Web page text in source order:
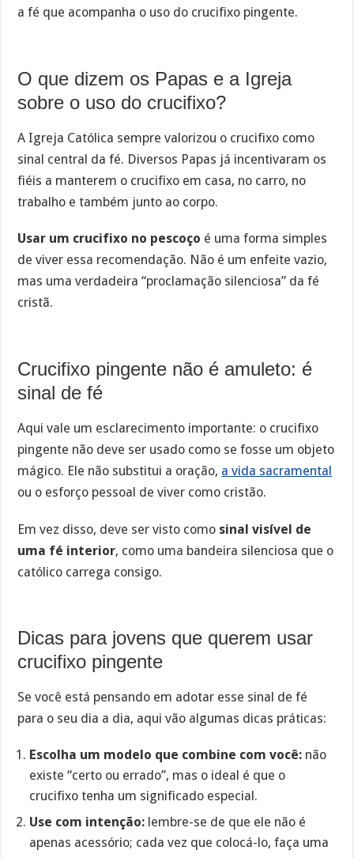
a fé que acompanha o uso do crucifixo pingente.
O que dizem os Papas e a Igreja
sobre o uso do crucifixo?
A Igreja Católica sempre valorizou o crucifixo como
sinal central da fé. Diversos Papas já incentivaram os
fiéis a manterem o crucifixo em casa, no carro, no
trabalho e também junto ao corpo.
Usar um crucifixo no pescoço é uma forma simples
de viver essa recomendação. Não é um enfeite vazio,
mas uma verdadeira “proclamação silenciosa” da fé
cristã.
Crucifixo pingente não é amuleto: é
sinal de fé
Aqui vale um esclarecimento importante: o crucifixo
pingente não deve ser usado como se fosse um objeto
mágico. Ele não substitui a oração, a vida sacramental
ou o esforço pessoal de viver como cristão.
Em vez disso, deve ser visto como sinal visível de
uma fé interior, como uma bandeira silenciosa que o
católico carrega consigo.
Dicas para jovens que querem usar
crucifixo pingente
Se você está pensando em adotar esse sinal de fé
para o seu dia a dia, aqui vão algumas dicas práticas:
Escolha um modelo que combine com você: não
existe “certo ou errado”, mas o ideal é que o
crucifixo tenha um significado especial.
Use com intenção: lembre-se de que ele não é
apenas acessório; cada vez que colocá-lo, faça uma